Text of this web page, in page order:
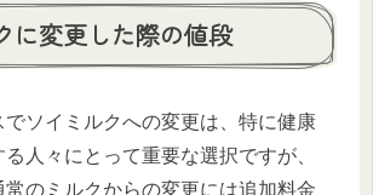
に変更した際の値段
でソイミルクへの変更は、特に健康
人々にとって重要な選択ですが、
常のミルクからの変更には追加料金